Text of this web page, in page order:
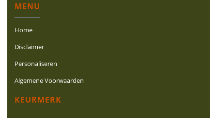
MENU
Home
Disclaimer
Personaliseren
Algemene Voorwaarden
KEURMERK